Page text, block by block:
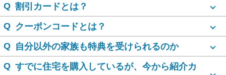
Q 割引カードとは？
Q クーポンコードとは？
Q 自分以外の家族も特典を受けられるのか
Q すでに住宅を購入しているが、今から紹介カ